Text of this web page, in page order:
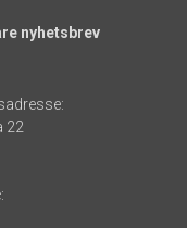
nyhetsbrev
22